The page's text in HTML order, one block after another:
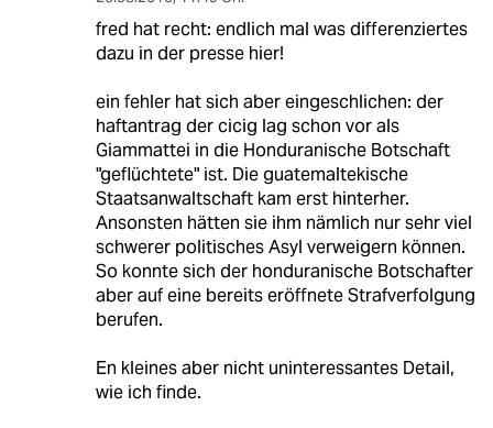
fred hat recht: endlich mal was differenziertes
dazu in der presse hier!
ein fehler hat sich aber eingeschlichen: der
haftantrag der cicig lag schon vor als
Giammattei in die Honduranische Botschaft
"geflüchtete" ist. Die guatemaltekische
Staatsanwaltschaft kam erst hinterher.
Ansonsten hätten sie ihm nämlich nur sehr viel
schwerer politisches Asyl verweigern können.
So konnte sich der honduranische Botschafter
aber auf eine bereits eröffnete Strafverfolgung
berufen.
En kleines aber nicht uninteressantes Detail,
wie ich finde.